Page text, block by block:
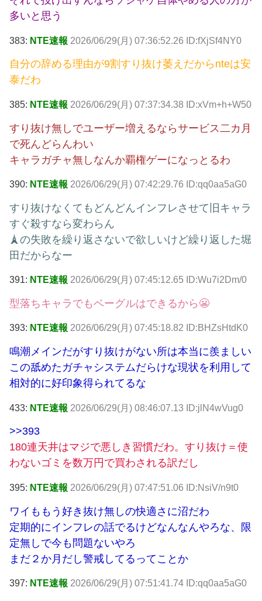
多いと思う
383: NTE速報 2026/06/29(月) 07:36:52.26 ID:fXjSf4NY0
自分の辞める理由が9割すり抜け萎えだからnteは安
泰だわ
385: NTE速報 2026/06/29(月) 07:37:34.38 ID:xVm+h+W50
すり抜け無しでユーザー増えるならサービス二カ月
で死んどらんわい
キャラガチャ無しなんか覇権ゲーになっとるわ
390: NTE速報 2026/06/29(月) 07:42:29.76 ID:qq0aa5aG0
すり抜けなくてもどんどんインフレさせて旧キャラ
すぐ殺すなら変わらん
🗼の失敗を繰り返さないで欲しいけど繰り返した堀
田だからなー
391: NTE速報 2026/06/29(月) 07:45:12.65 ID:Wu7i2Dm/0
型落ちキャラでもベーグルはできるから😬
393: NTE速報 2026/06/29(月) 07:45:18.82 ID:BHZsHtdK0
鳴潮メインだがすり抜けがない所は本当に羨ましい
この舐めたガチャシステムだらけな現状を利用して
相対的に好印象得られてるな
433: NTE速報 2026/06/29(月) 08:46:07.13 ID:jlN4wVug0
>>393
180連天井はマジで悪しき習慣だわ。すり抜け＝使
わないゴミを数万円で買わされる訳だし
395: NTE速報 2026/06/29(月) 07:47:51.06 ID:NsiV/n9t0
ワイももう好き抜け無しの快適さに沼だわ
定期的にインフレの話でるけどなんなんやろな、限
定無しで今も問題ないやろ
まだ２か月だし警戒してるってことか
397: NTE速報 2026/06/29(月) 07:51:41.74 ID:qq0aa5aG0